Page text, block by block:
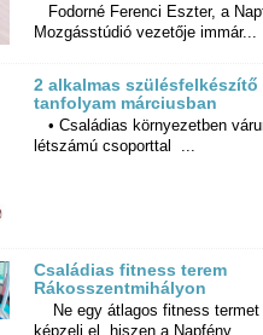
Fodorné Ferenci Eszter, a
Mozgásstúdió vezetője immár...
2 alkalmas szülésfelkészítő
tanfolyam márciusban
• Családias környezetben
létszámú csoporttal ...
Családias fitness terem
Rákosszentmihályon
Ne egy átlagos fitness termet
képzelj el, hiszen a Napfény